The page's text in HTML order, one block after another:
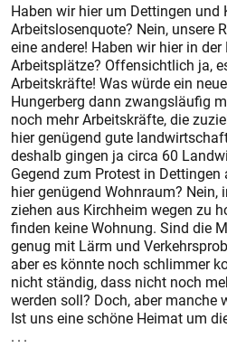
Haben wir hier um Dettingen und
Arbeitslosenquote? Nein, unsere
eine andere! Haben wir hier in
Arbeitsplätze? Offensichtlich ja,
Arbeitskräfte! Was würde ein
Hungerberg dann zwangsläufig
noch mehr ­Arbeitskräfte, die
hier genügend gute
deshalb gingen ja circa 60
Gegend zum Protest in
hier genügend Wohnraum? Nein,
ziehen aus Kirchheim wegen zu
finden keine Wohnung. Sind die
genug mit Lärm und
aber es könnte noch schlimmer
nicht ständig, dass nicht noch
werden soll? Doch, aber manche
Ist uns eine schöne Heimat um
. . .